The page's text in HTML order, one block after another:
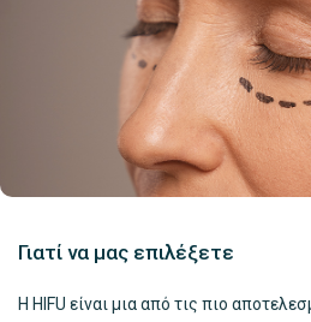
Γιατί να μας επιλέξετε
Η HIFU είναι μια από τις πιο